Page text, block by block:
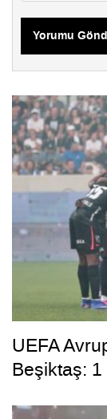
Yorumu
UEFA
Beşiktaş: